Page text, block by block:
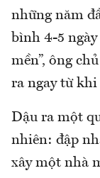
những năm
bình 4-5
mền”, ông
ra ngay từ khi
Dậu ra một
nhiên: đập
xây một nhà